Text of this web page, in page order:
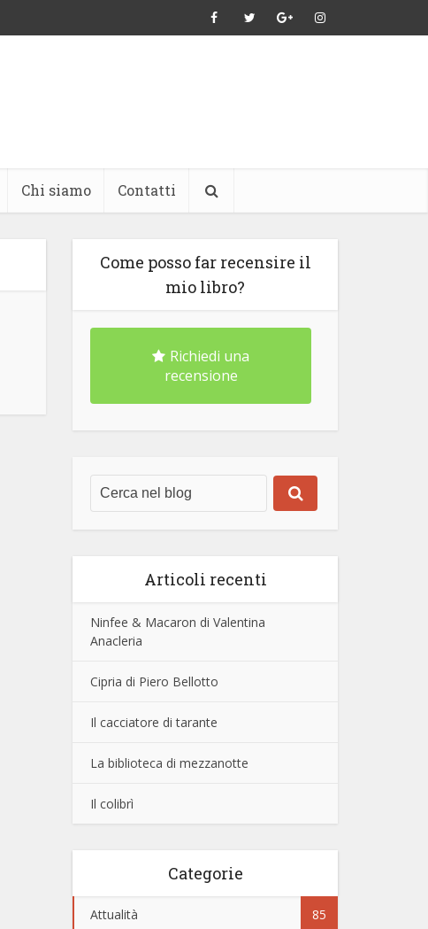
Chi siamo Contatti
Come posso far recensire il
mio libro?
Richiedi una
recensione
Articoli recenti
Ninfee & Macaron di Valentina
Anacleria
Cipria di Piero Bellotto
Il cacciatore di tarante
La biblioteca di mezzanotte
Il colibrì
Categorie
Attualità 85